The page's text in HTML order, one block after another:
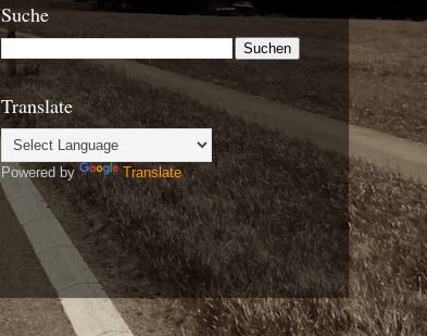
Suche
Translate
Powered by Translate